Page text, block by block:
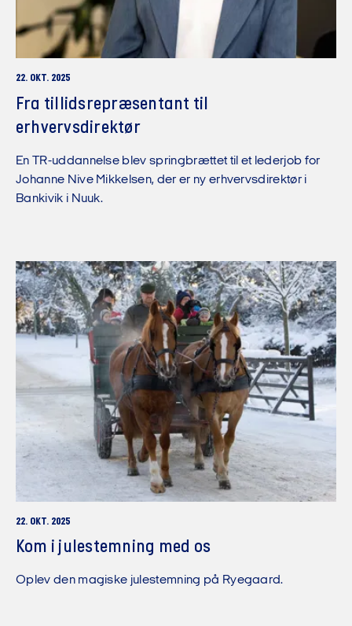
22. OKT. 2025
Fra tillidsrepræsentant til
erhvervsdirektør
En TR-uddannelse blev springbrættet til et lederjob for
Johanne Nive Mikkelsen, der er ny erhvervsdirektør i
Bankivik i Nuuk.
22. OKT. 2025
Kom i julestemning med os
Oplev den magiske julestemning på Ryegaard.